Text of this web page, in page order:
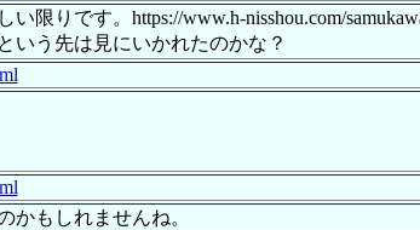
りです。https://www.h-nisshou.com/
いう先は見にいかれたのかな？
もしれませんね。